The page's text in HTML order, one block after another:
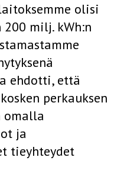
olisi
milj. kWh:n
ehdotti, että
perkauksen
omalla
ja
tieyhteydet